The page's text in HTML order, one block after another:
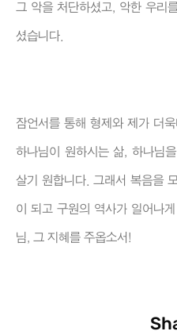
그 악을 처단하셨고, 악한 우리
셨습니다.
잠언서를 통해 형제와 제가 더
하나님이 원하시는 삶, 하나님
살기 원합니다. 그래서 복음을
이 되고 구원의 역사가 일어나
님, 그 지혜를 주옵소서!